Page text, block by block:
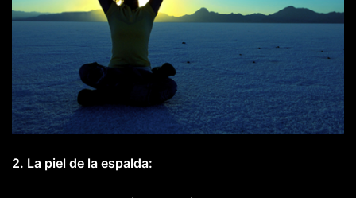
2. La piel de la espalda: